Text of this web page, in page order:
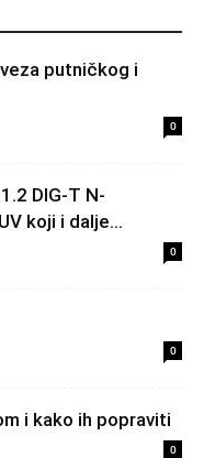
putničkog i
0
DIG-T N-
koji i dalje...
0
0
i kako ih popraviti
0